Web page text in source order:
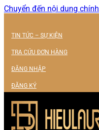
Chuyển đến nội dung chính
TIN TỨC – SỰ KIỆN
TRA CỨU ĐƠN HÀNG
ĐĂNG NHẬP
ĐĂNG KÝ